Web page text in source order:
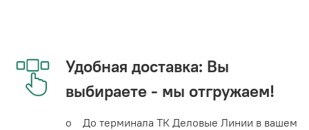
Удобная доставка: Вы
выбираете - мы отгружаем!
o До терминала ТК Деловые Линии в вашем